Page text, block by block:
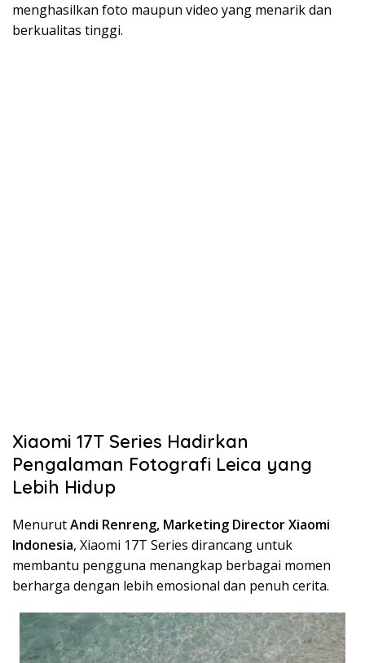
menghasilkan foto maupun video yang menarik dan
berkualitas tinggi.
Xiaomi 17T Series Hadirkan
Pengalaman Fotografi Leica yang
Lebih Hidup
MenurutAndi Renreng, Marketing Director Xiaomi
Indonesia, Xiaomi 17T Series dirancang untuk
membantu pengguna menangkap berbagai momen
berharga dengan lebih emosional dan penuh cerita.